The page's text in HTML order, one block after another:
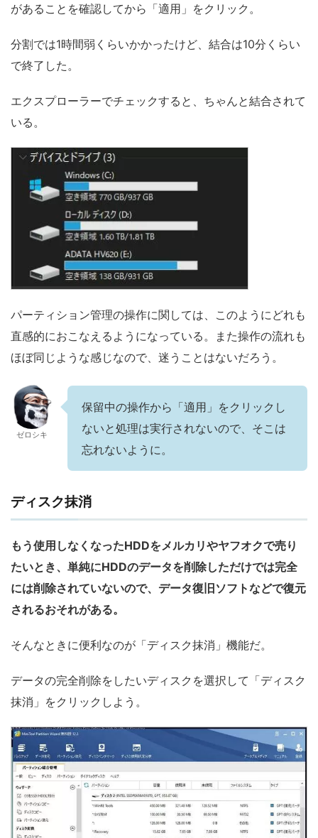
があることを確認してから「適用」をクリック。
分割では1時間弱くらいかかったけど、結合は10分くらい
で終了した。
エクスプローラーでチェックすると、ちゃんと結合されて
いる。
パーティション管理の操作に関しては、このようにどれも
直感的におこなえるようになっている。また操作の流れも
ほぼ同じような感じなので、迷うことはないだろう。
ゼロシキ
保留中の操作から「適用」をクリックし
ないと処理は実行されないので、そこは
忘れないように。
ディスク抹消
もう使用しなくなったHDDをメルカリやヤフオクで売り
たいとき、単純にHDDのデータを削除しただけでは完全
には削除されていないので、データ復旧ソフトなどで復元
されるおそれがある。
そんなときに便利なのが「ディスク抹消」機能だ。
データの完全削除をしたいディスクを選択して「ディスク
抹消」をクリックしよう。